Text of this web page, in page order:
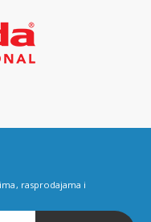
rasprodajama i